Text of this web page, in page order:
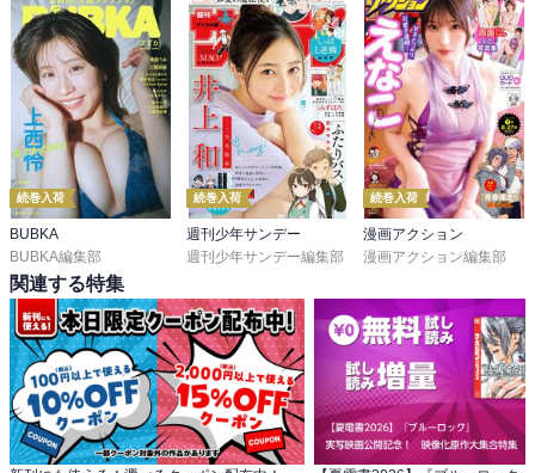
続巻入荷
BUBKA
BUBKA編集部
続巻入荷
週刊少年サンデー
週刊少年サンデー編集部
続巻入荷
漫画アクション
漫画アクション編集部
関連する特集